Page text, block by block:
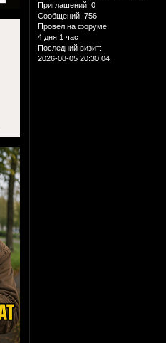
Приглашений: 0
Сообщений: 756
Провел на форуме:
4 дня 1 час
Последний визит:
2026-08-05 20:30:04